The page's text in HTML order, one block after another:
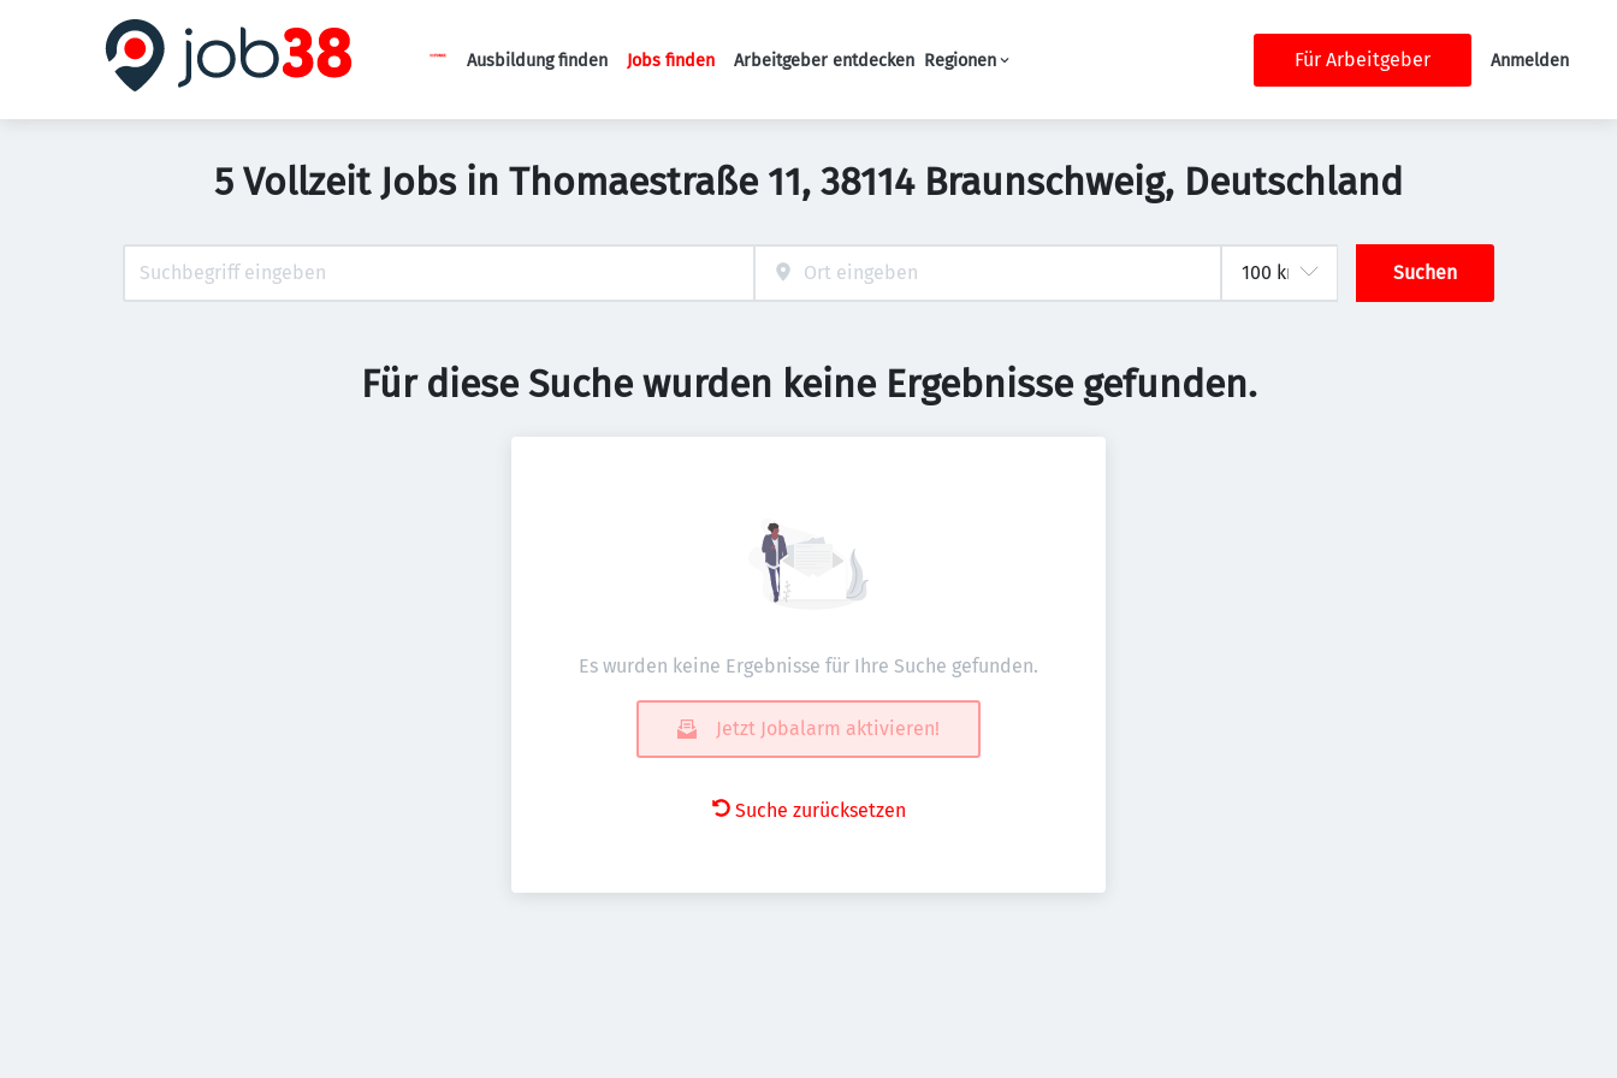
Haupt-Navigation
Ausbildung finden Jobs finden Arbeitgeber entdecken Regionen Für Arbeitgeber Anmelden
5 Vollzeit Jobs in Thomaestraße 11, 38114 Braunschweig, Deutschland
Suchen
Für diese Suche wurden keine Ergebnisse gefunden.
Es wurden keine Ergebnisse für Ihre Suche gefunden.
Jetzt Jobalarm aktivieren!
Suche zurücksetzen